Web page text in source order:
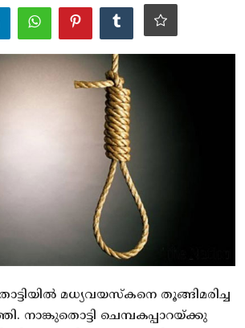
മധ്യവയസ്കനെ തൂങ്ങിമരിച്ച
നാങ്കുതൊട്ടി ചെമ്പകപ്പാറയ്ക്കു